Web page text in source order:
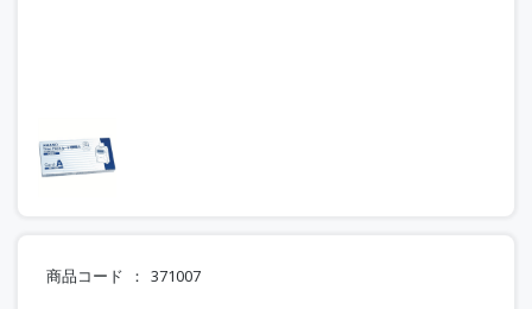
商品コード 371007